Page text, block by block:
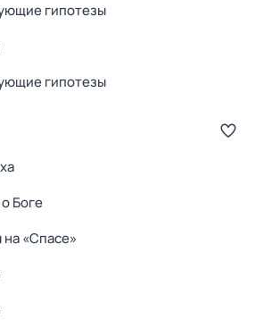
гипотезы
гипотезы
Боге
«Спасе»